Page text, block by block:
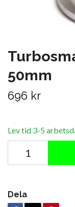
50mm
696 kr
Lev tid 3-5
Dela